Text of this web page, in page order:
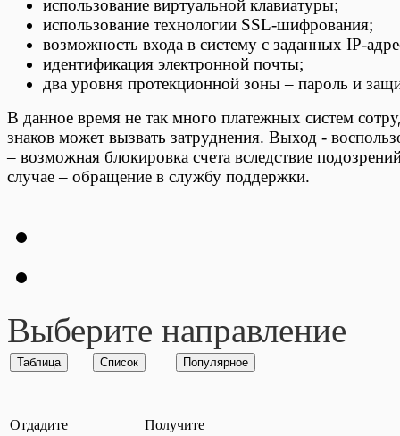
использование виртуальной клавиатуры;
использование технологии SSL-шифрования;
возможность входа в систему с заданных IP-
идентификация электронной почты;
два уровня протекционной зоны – пароль и
В данное время не так много платежных систем
знаков может вызвать затруднения. Выход -
– возможная блокировка счета вследствие
случае – обращение в службу поддержки.
Выберите направление
Отдадите
Получите